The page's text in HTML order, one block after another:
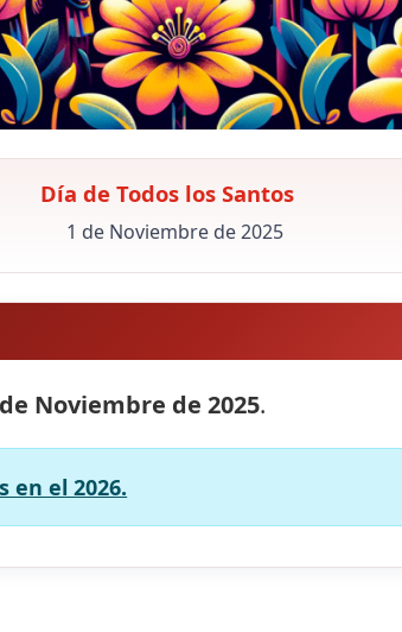
Día de Todos los Santos
1 de Noviembre de 2025
Noviembre de 2025.
en el 2026.